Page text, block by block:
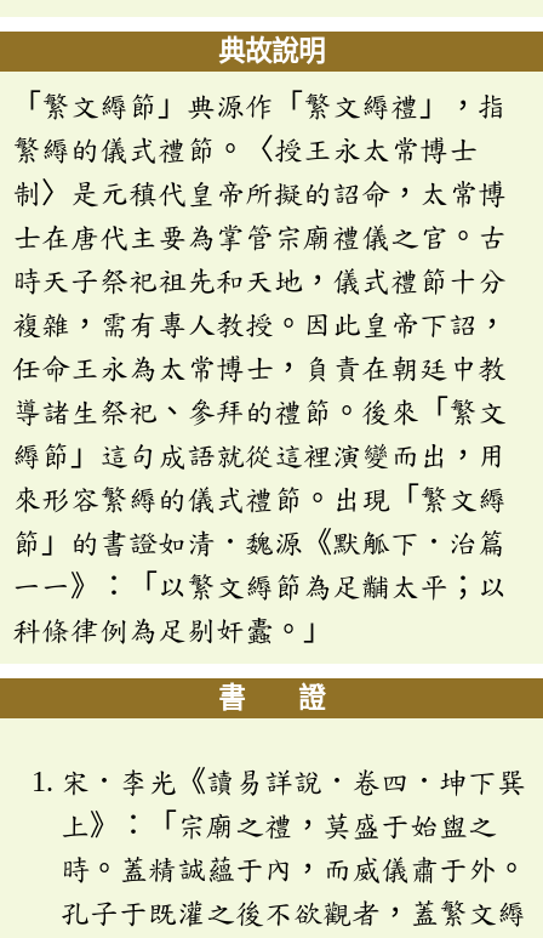
典故說明
「繁文縟節」典源作「繁文縟禮」，指
繁縟的儀式禮節。〈授王永太常博士
制〉是元稹代皇帝所擬的詔命，太常博
士在唐代主要為掌管宗廟禮儀之官。古
時天子祭祀祖先和天地，儀式禮節十分
複雜，需有專人教授。因此皇帝下詔，
任命王永為太常博士，負責在朝廷中教
導諸生祭祀、參拜的禮節。後來「繁文
縟節」這句成語就從這裡演變而出，用
來形容繁縟的儀式禮節。出現「繁文縟
節」的書證如清．魏源《默觚下．治篇
一一》：「以繁文縟節為足黼太平；以
科條律例為足剔奸蠹。」
書 證
宋．李光《讀易詳說．卷四．坤下巽
上》：「宗廟之禮，莫盛于始盥之
時。蓋精誠蘊于內，而威儀肅于外。
孔子于既灌之後不欲觀者，蓋繁文縟